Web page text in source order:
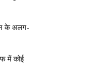
के अलग-
में कोई